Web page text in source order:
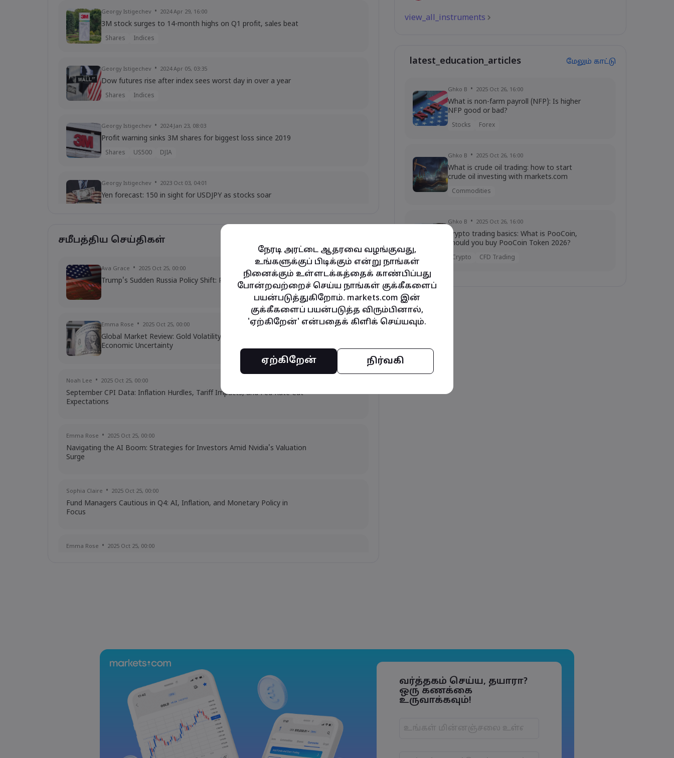
Georgy Istigechev 2024 Apr 29, 16:00
3M stock surges to 14-month highs on Q1 profit, sales beat
Shares Indices
Georgy Istigechev 2024 Apr 05, 03:35
Dow futures rise after index sees worst day in over a year
Shares Indices
Georgy Istigechev 2024 Jan 23, 08:03
Profit warning sinks 3M shares for biggest loss since 2019
Shares US500 DJIA
Georgy Istigechev 2023 Oct 03, 04:01
Yen forecast: 150 in sight for USDJPY as stocks soar
Georgy Istigechev 2023 Sep 28, 10:00
Microsoft shares seek boost from $90bn OpenAI valuation
Indices Shares
சமீபத்திய செய்திகள்
Ava Grace 2025 Oct 25, 00:00
Trump's Sudden Russia Policy Shift: Rubio's Influence and Implications
Emma Rose 2025 Oct 25, 00:00
Global Market Review: Gold Volatility and Tech Stock Surge Amidst
Economic Uncertainty
Noah Lee 2025 Oct 25, 00:00
September CPI Data: Inflation Hurdles, Tariff Impacts, and Fed Rate Cut
Expectations
Emma Rose 2025 Oct 25, 00:00
Navigating the AI Boom: Strategies for Investors Amid Nvidia's Valuation
Surge
Sophia Claire 2025 Oct 25, 00:00
Fund Managers Cautious in Q4: AI, Inflation, and Monetary Policy in
Focus
Emma Rose 2025 Oct 25, 00:00
BOJ Warns of Japan Stock Market Overheating, U.S. Trade Policy Risk
view_all_instruments
latest_education_articles மேலும் காட்டு
Ghko B 2025 Oct 26, 16:00
What is non-farm payroll (NFP): Is higher
NFP good or bad?
Stocks Forex
Ghko B 2025 Oct 26, 16:00
What is crude oil trading: how to start
crude oil investing with markets.com
Commodities
Ghko B 2025 Oct 26, 16:00
Crypto trading basics: What is PooCoin,
should you buy PooCoin Token 2026?
Crypto CFD Trading
வர்த்தகம் செய்ய, தயாரா?
ஒரு கணக்கை
உருவாக்கவும்!
நேரடி அரட்டை ஆதரவை வழங்குவது,
உங்களுக்குப் பிடிக்கும் என்று நாங்கள்
நினைக்கும் உள்ளடக்கத்தைக் காண்பிப்பது
போன்றவற்றைச் செய்ய நாங்கள் குக்கீகளைப்
பயன்படுத்துகிறோம். markets.com இன்
குக்கீகளைப் பயன்படுத்த விரும்பினால்,
'ஏற்கிறேன்' என்பதைக் கிளிக் செய்யவும்.
ஏற்கிறேன் நிர்வகி